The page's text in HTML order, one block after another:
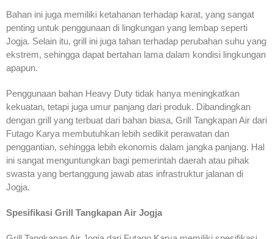
Bahan ini juga memiliki ketahanan terhadap karat, yang sangat
penting untuk penggunaan di lingkungan yang lembap seperti
Jogja. Selain itu, grill ini juga tahan terhadap perubahan suhu yang
ekstrem, sehingga dapat bertahan lama dalam kondisi lingkungan
apapun.
Penggunaan bahan Heavy Duty tidak hanya meningkatkan
kekuatan, tetapi juga umur panjang dari produk. Dibandingkan
dengan grill yang terbuat dari bahan biasa, Grill Tangkapan Air dari
Futago Karya membutuhkan lebih sedikit perawatan dan
penggantian, sehingga lebih ekonomis dalam jangka panjang. Hal
ini sangat menguntungkan bagi pemerintah daerah atau pihak
swasta yang bertanggung jawab atas infrastruktur jalanan di
Jogja.
Spesifikasi Grill Tangkapan Air Jogja